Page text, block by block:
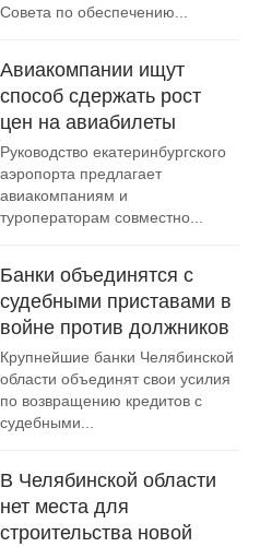
Совета по обеспечению...
Авиакомпании ищут
способ сдержать рост
цен на авиабилеты
Руководство екатеринбургского
аэропорта предлагает
авиакомпаниям и
туроператорам совместно...
Банки объединятся с
судебными приставами в
войне против должников
Крупнейшие банки Челябинской
области объединят свои усилия
по возвращению кредитов с
судебными...
В Челябинской области
нет места для
строительства новой